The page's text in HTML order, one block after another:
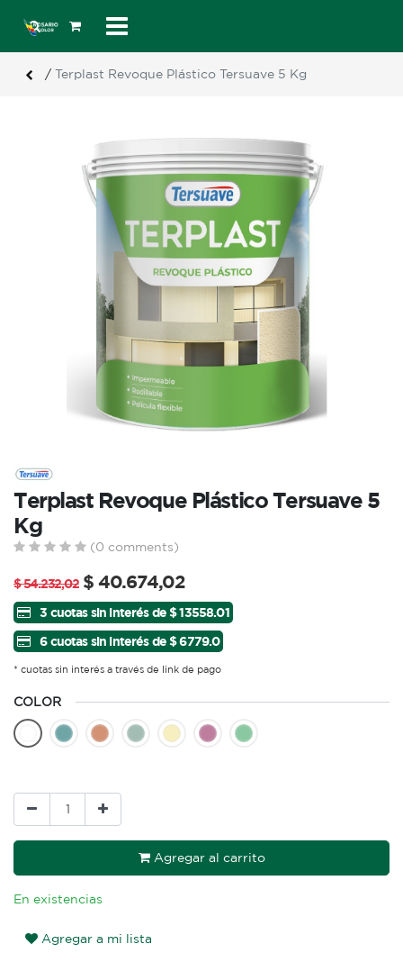
/ Terplast Revoque Plástico Tersuave 5 Kg
Terplast Revoque Plástico Tersuave 5
Kg
(0 comments)
$54.232,02 $ 40.674,02
3 cuotas sin interés de $ 13558.01
6 cuotas sin interés de $ 6779.0
* cuotas sin interés a través de link de pago
COLOR
Agregar al carrito
En existencias
Agregar a mi lista